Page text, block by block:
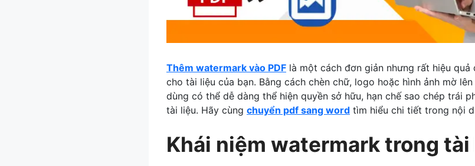
Thêm watermark vào PDF là một cách đơn giản nhưng rất hiệu
cho tài liệu của bạn. Bằng cách chèn chữ, logo hoặc hình ảnh mờ
dùng có thể dễ dàng thể hiện quyền sở hữu, hạn chế sao chép trái
tài liệu. Hãy cùng chuyển pdf sang word tìm hiểu chi tiết trong nội
Khái niệm watermark trong tài